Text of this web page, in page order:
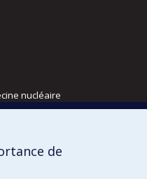
nucléaire
physique
de